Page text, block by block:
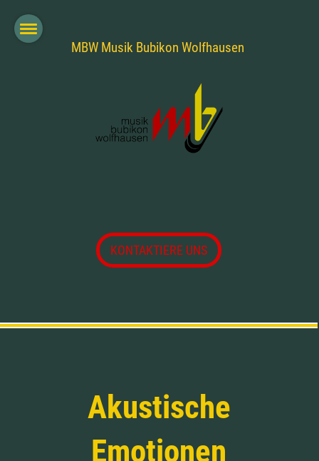
MBW Musik Bubikon Wolfhausen
KONTAKTIERE UNS
Akustische
Emotionen